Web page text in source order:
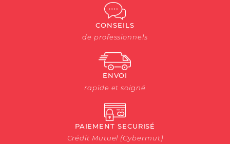
CONSEILS
de professionnels
ENVOI
rapide et soigné
PAIEMENT SECURISÉ
Crédit Mutuel (Cybermut)